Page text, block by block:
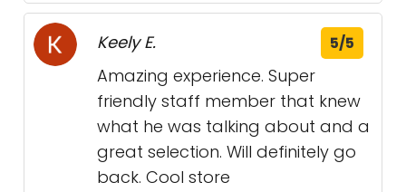
Keely E. 5/5
Amazing experience. Super
friendly staff member that knew
what he was talking about and a
great selection. Will definitely go
back. Cool store